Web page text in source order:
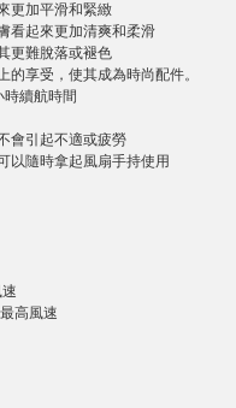
更加平滑和緊緻
看起來更加清爽和柔滑
更難脫落或褪色
享受，使其成為時尚配件。
續航時間
會引起不適或疲勞
以隨時拿起風扇手持使用
高風速